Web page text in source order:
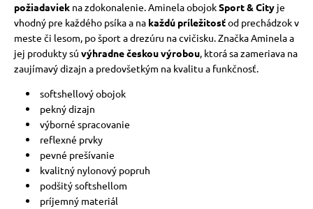
požiadaviekna zdokonalenie. Aminela obojokSport & Cityje
vhodný pre každého psíka a na každú príležitosťod prechádzok v
meste či lesom, po šport a drezúru na cvičisku. Značka Aminela a
jej produkty sú výhradne českou výrobou, ktorá sa zameriava na
zaujímavý dizajn a predovšetkým na kvalitu a funkčnosť.
softshellový obojok
pekný dizajn
výborné spracovanie
reflexné prvky
pevné prešívanie
kvalitný nylonový popruh
podšitý softshellom
príjemný materiál